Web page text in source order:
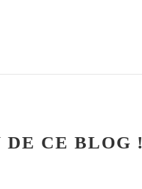
CE BLOG !